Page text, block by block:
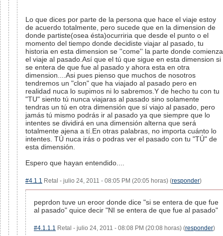
Lo que dices por parte de la persona que hace el viaje estoy
de acuerdo totalmente, pero sucede que en la dimension de
donde partiste(osea ésta)ocurriria que desde el punto o el
momento del tiempo donde decidiste viajar al pasado, tu
historia en esta dimension se ''come'' la parte donde comienza
el viaje al pasado.Así que el tú que sigue en esta dimension si
se entera de que fue al pasado y ahora esta en otra
dimension....Asi pues pienso que muchos de nosotros
tendremos un "clon" que ha viajado al pasado pero en
realidad nuca lo supimos ni lo sabremos.Y de hecho tu con tu
"TU" siento tú nunca viajaras al pasado sino solamente
tendras un tú en otra dimensión que sí viajo al pasado, pero
jamás tú mismo podrás ir al pasado ya que siempre que lo
intentes se dividirá en una dimensión alterna que será
totalmente ajena a tí.En otras palabras, no importa cuánto lo
intentes. TÚ nuca irás o podras ver el pasado con tu "TÚ" de
esta dimensión.
Espero que hayan entendido....
#4.1.1 Retal - julio 24, 2011 - 08:05 PM (20:05 horas) (responder)
peprdon tuve un eroor donde dice "si se entera de que fue
al pasado" quice decir "NI se entera de que fue al pasado"
#4.1.1.1 Retal - julio 24, 2011 - 08:08 PM (20:08 horas) (responder)